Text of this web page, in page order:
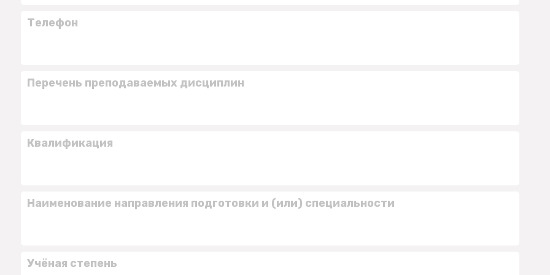
Телефон
Перечень преподаваемых дисциплин
Квалификация
Наименование направления подготовки и (или) специальности
Учёная степень